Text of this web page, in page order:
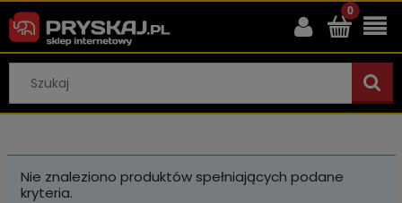
Nie znaleziono produktów spełniających podane
kryteria.